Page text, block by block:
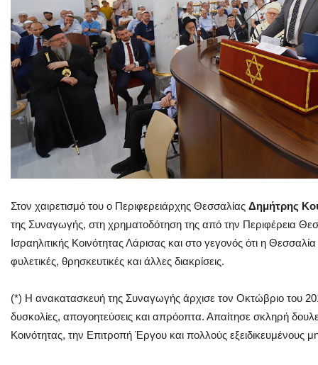
Στον χαιρετισμό του ο Περιφερειάρχης Θεσσαλίας Δημήτρης
της Συναγωγής, στη χρηματοδότηση της από την Περιφέρεια
Ισραηλιτικής Κοινότητας Λάρισας και στο γεγονός ότι η
φυλετικές, θρησκευτικές και άλλες διακρίσεις.
(*) Η ανακατασκευή της Συναγωγής άρχισε τον Οκτώβριο του
δυσκολίες, απογοητεύσεις και απρόοπτα. Απαίτησε σκληρή
Κοινότητας, την Επιτροπή Έργου και πολλούς εξειδικευμένους